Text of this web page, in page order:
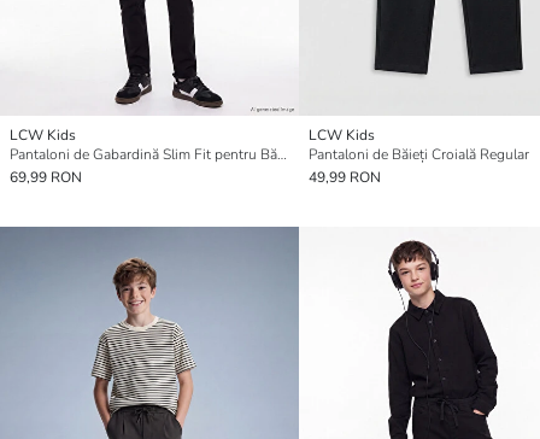
LCW Kids
Pantaloni de Gabardină Slim Fit pentru Băieți
69,99 RON
LCW Kids
Pantaloni de Băieți Croială Regular
49,99 RON